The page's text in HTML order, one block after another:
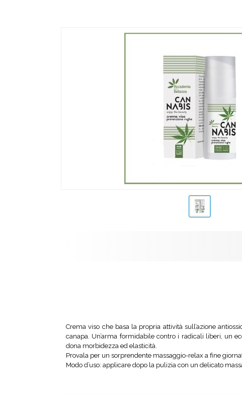
Crema viso che basa la propria attività sull’azione
canapa. Un’arma formidabile contro i radicali liberi, un
dona morbidezza ed elasticità.
Provala per un sorprendente massaggio-relax a fine
Modo d’uso: applicare dopo la pulizia con un delicato